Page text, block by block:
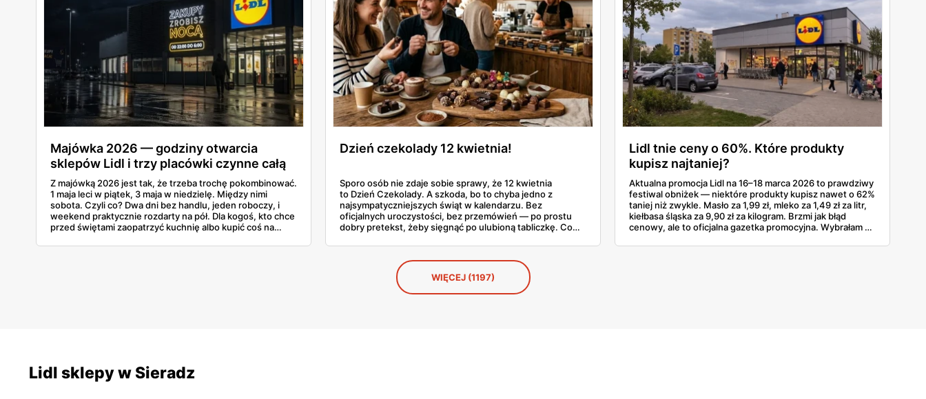
Majówka 2026 — godziny otwarcia
sklepów Lidl i trzy placówki czynne całą
dobę
Z majówką 2026 jest tak, że trzeba trochę pokombinować.
1 maja leci w piątek, 3 maja w niedzielę. Między nimi
sobota. Czyli co? Dwa dni bez handlu, jeden roboczy, i
weekend praktycznie rozdarty na pół. Dla kogoś, kto chce
przed świętami zaopatrzyć kuchnię albo kupić coś na
harmonogram puścił w świat, więc można to sobie
Dzień czekolady 12 kwietnia!
Sporo osób nie zdaje sobie sprawy, że 12 kwietnia
to Dzień Czekolady. A szkoda, bo to chyba jedno z
najsympatyczniejszych świąt w kalendarzu. Bez
oficjalnych uroczystości, bez przemówień — po prostu
dobry pretekst, żeby sięgnąć po ulubioną tabliczkę. Co
i szuka czegoś ciekawszego niż standardowa czekolada z
kiosku. No i trudno się dziwić.
Lidl tnie ceny o 60%. Które produkty
kupisz najtaniej?
Aktualna promocja Lidl na 16–18 marca 2026 to prawdziwy
festiwal obniżek — niektóre produkty kupisz nawet o 62%
taniej niż zwykle. Masło za 1,99 zł, mleko za 1,49 zł za litr,
kiełbasa śląska za 9,90 zł za kilogram. Brzmi jak błąd
cenowy, ale to oficjalna gazetka promocyjna. Wybrałam z
właśnie na nie warto polować — szczególnie teraz, trzy
WIĘCEJ (1197)
Lidl sklepy w Sieradz